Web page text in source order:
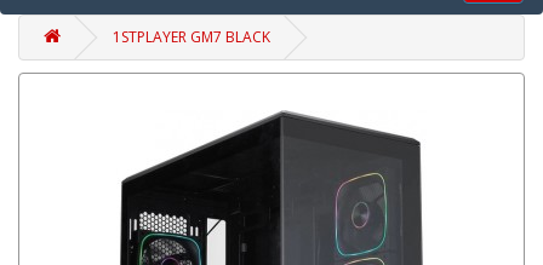
1STPLAYER GM7 BLACK